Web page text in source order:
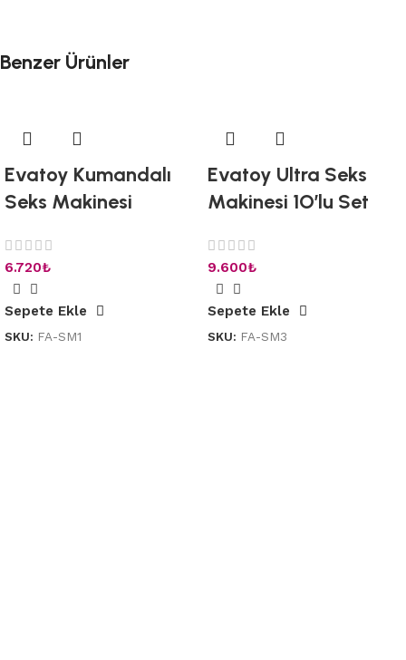
Benzer Ürünler
Evatoy Kumandalı
Seks Makinesi
6.720₺
Sepete Ekle
SKU: FA-SM1
Evatoy Ultra Seks
Makinesi 1O’lu Set
9.600₺
Sepete Ekle
SKU: FA-SM3